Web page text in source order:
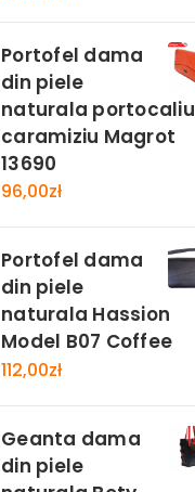
Portofel dama
din piele
naturala portocaliu
caramiziu Magrot
13690
96,00zł
Portofel dama
din piele
naturala Hassion
Model B07 Coffee
112,00zł
Geanta dama
din piele